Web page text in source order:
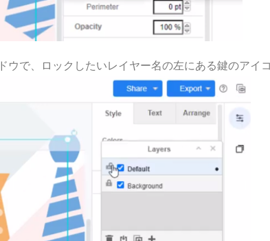
ウで、ロックしたいレイヤー名の左にある鍵のアイ